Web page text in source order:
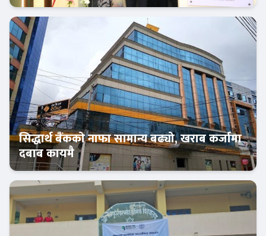
बैंक-वित्त
बैंक-वित्त
सिद्धार्थ बैंकको नाफा सामान्य बढ्यो, खराब कर्जामा
दबाब कायमै